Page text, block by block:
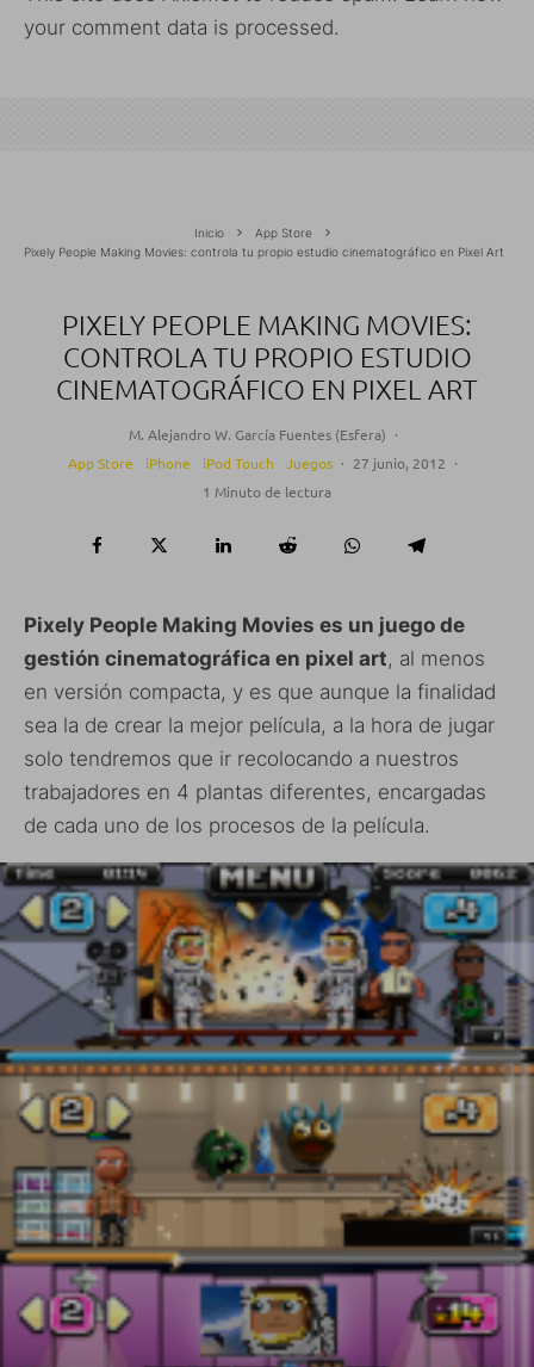
your comment data is processed.
Inicio
App Store
Pixely People Making Movies: controla tu propio estudio cinematográfico en Pixel Art
PIXELY PEOPLE MAKING MOVIES:
CONTROLA TU PROPIO ESTUDIO
CINEMATOGRÁFICO EN PIXEL ART
M. Alejandro W. García Fuentes (Esfera) ·
App Store
iPhone iPod Touch Juegos · 27 junio, 2012 ·
1 Minuto de lectura
Pixely People Making Movies es un juego de
gestión cinematográfica en pixel art, al menos
en versión compacta, y es que aunque la finalidad
sea la de crear la mejor película, a la hora de jugar
solo tendremos que ir recolocando a nuestros
trabajadores en 4 plantas diferentes, encargadas
de cada uno de los procesos de la película.